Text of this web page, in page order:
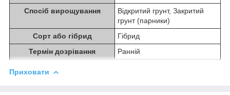
Спосіб вирощування
Відкритий грунт, Закритий
грунт (парники)
Сорт або гібрид
Гібрид
Термін дозрівання
Ранній
Приховати